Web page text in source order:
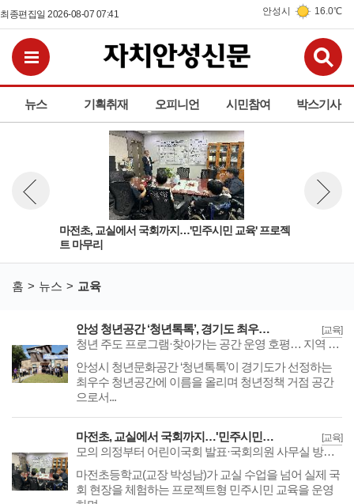
최종편집일 2026-08-07 07:41 안성시 16.0℃
뉴스 기획취재 오피니언 시민참여 박스기사
전체메뉴보기
마전초, 교실에서 국회까지…'민주시민 교육' 프로젝
트 마무리
뉴스 이전보기
홈 뉴스 교육
[교육]
안성 청년공간 ‘청년톡톡’, 경기도 최우수 청년공간 선정… 개소 3년 만에 쾌거
청년 주도 프로그램·찾아가는 공간 운영 호평… 지역 청년정책 거점으로 자리매김
​​​​​​​안성시 청년문화공간 ‘청년톡톡’이 경기도가 선정하는
최우수 청년공간에 이름을 올리며 청년정책 거점 공간
으로서...
[교육]
마전초, 교실에서 국회까지…'민주시민 교육' 프로젝트 마무리
모의 의정부터 어린이국회 발표·국회의원 사무실 방문까지 교육과정 연계 운영
​​​​​​​마전초등학교(교장 박성남)가 교실 수업을 넘어 실제 국
회 현장을 체험하는 프로젝트형 민주시민 교육을 운영